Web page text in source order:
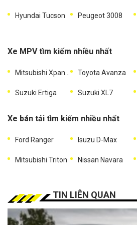
Hyundai Tucson Peugeot 3008
Xe MPV tìm kiếm nhiều nhất
Toyota Avanza
Suzuki Ertiga Suzuki XL7
Xe bán tải tìm kiếm nhiều nhất
Ford Ranger Isuzu D-Max
Mitsubishi Triton Nissan Navara
TIN LIÊN QUAN